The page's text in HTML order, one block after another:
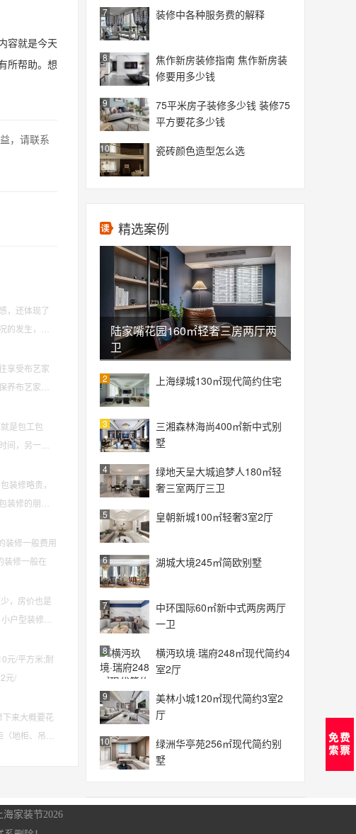
容就是今天
所帮助。想
，请联系
，还体现了
发生，我
。
享受布艺家
布艺家具
是包工包
，另一方
装修略贵，
修的朋友
装修一般费用
装修一般在
，房价也是
户型装修要
元/平方米;耐
元/
来大概要花
（地柜、吊
装修中各种服务费的解释
7
焦作新房装修指南 焦作新房装
修要用多少钱
8
75平米房子装修多少钱 装修75
平方要花多少钱
9
瓷砖颜色造型怎么选
10
精选案例
陆家嘴花园160㎡轻奢三房两厅两
卫
上海绿城130㎡现代简约住宅
2
三湘森林海尚400㎡新中式别
墅
3
绿地天呈大城追梦人180㎡轻
奢三室两厅三卫
4
皇朝新城100㎡轻奢3室2厅
5
湖城大境245㎡简欧别墅
6
中环国际60㎡新中式两房两厅
一卫
7
横沔玖境·瑞府248㎡现代简约4
室2厅
8
美林小城120㎡现代简约3室2
厅
9
绿洲华亭苑256㎡现代简约别
墅
10
海家装节2026